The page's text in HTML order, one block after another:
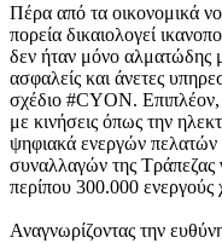
Πέρα από τα οικονομικά
πορεία δικαιολογεί
δεν ήταν μόνο αλματώδης
ασφαλείς και άνετες
σχέδιο #CYON. Επιπλέον,
με κινήσεις όπως την
ψηφιακά ενεργών
συναλλαγών της Τράπεζας
περίπου 300.000
Αναγνωρίζοντας την